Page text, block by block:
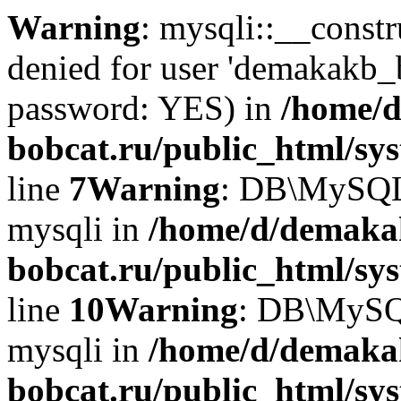
Warning:
denied for user
password: YES) in /home/
bobcat.ru/public_html/
line 7Warning:
mysqli in /home/d/
bobcat.ru/public_html/
line 10Warning:
mysqli in /home/d/
bobcat.ru/public_html/